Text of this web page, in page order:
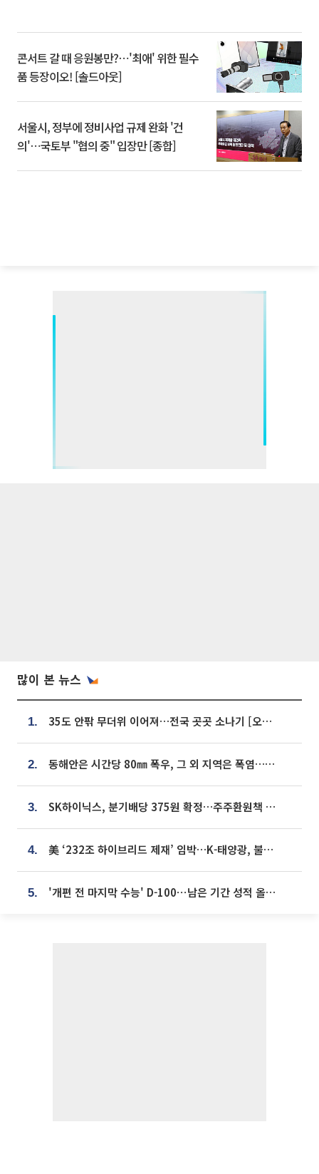
콘서트 갈 때 응원봉만?⋯'최애' 위한 필수
품 등장이오! [솔드아웃]
서울시, 정부에 정비사업 규제 완화 '건
의'⋯국토부 "협의 중" 입장만 [종합]
많이 본 뉴스
1. 35도 안팎 무더위 이어져…전국 곳곳 소나기 [오늘 날씨]
2. 동해안은 시간당 80㎜ 폭우, 그 외 지역은 폭염…‘극과 극 날씨’
3. SK하이닉스, 분기배당 375원 확정…주주환원책 9월로 앞당겨 발표
4. 美 ‘232조 하이브리드 제재’ 임박…K-태양광, 불확실성 털고 날개 다나
5. '개편 전 마지막 수능' D-100⋯남은 기간 성적 올릴 전략은